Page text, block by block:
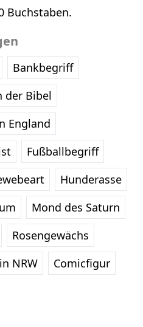
Buchstaben.
Bankbegriff
der Bibel
England
Fußballbegriff
Hunderasse
Mond des Saturn
Rosengewächs
NRW
Comicfigur